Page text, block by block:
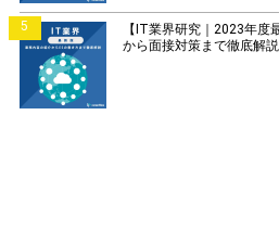
5
【IT業界研究｜2023年度
から面接対策まで徹底解説